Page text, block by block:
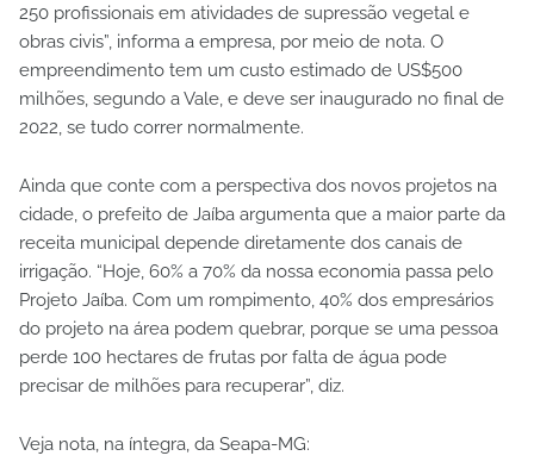
250 profissionais em atividades de supressão vegetal e
obras civis”, informa a empresa, por meio de nota. O
empreendimento tem um custo estimado de US$500
milhões, segundo a Vale, e deve ser inaugurado no final de
2022, se tudo correr normalmente.
Ainda que conte com a perspectiva dos novos projetos na
cidade, o prefeito de Jaíba argumenta que a maior parte da
receita municipal depende diretamente dos canais de
irrigação. “Hoje, 60% a 70% da nossa economia passa pelo
Projeto Jaíba. Com um rompimento, 40% dos empresários
do projeto na área podem quebrar, porque se uma pessoa
perde 100 hectares de frutas por falta de água pode
precisar de milhões para recuperar”, diz.
Veja nota, na íntegra, da Seapa-MG: